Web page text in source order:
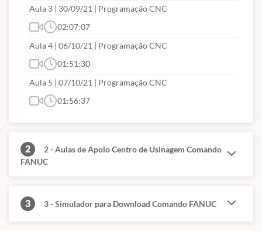
Aula 3 | 30/09/21 | Programação CNC
02:07:07
Aula 4 | 06/10/21 | Programação CNC
01:51:30
Aula 5 | 07/10/21 | Programação CNC
01:56:37
2
2 - Aulas de Apoio Centro de Usinagem Comando
FANUC
3 3 - Simulador para Download Comando FANUC